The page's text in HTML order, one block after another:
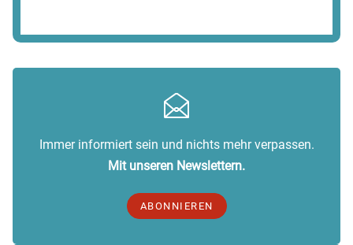
Immer informiert sein und nichts mehr verpassen.
Mit unseren Newslettern.
ABONNIEREN